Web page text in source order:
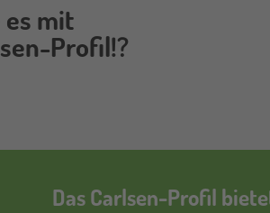
es mit
Profil!?
Das Carlsen-Profil